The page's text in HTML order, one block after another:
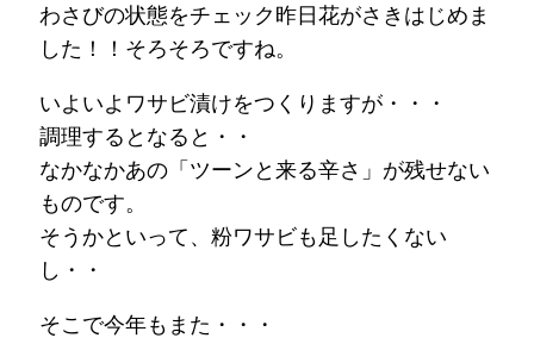
わさびの状態をチェック昨日花がさきはじめま
した！！そろそろですね。
いよいよワサビ漬けをつくりますが・・・
調理するとなると・・
なかなかあの「ツーンと来る辛さ」が残せない
ものです。
そうかといって、粉ワサビも足したくない
し・・
そこで今年もまた・・・